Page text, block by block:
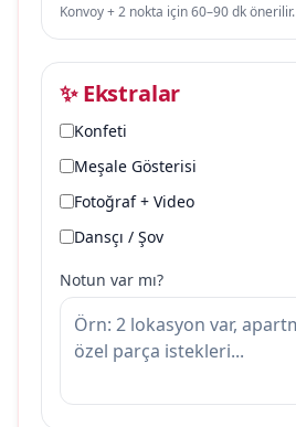
Konvoy + 2 nokta için 60–90 dk önerilir.
✨ Ekstralar
Konfeti
Meşale Gösterisi
Fotoğraf + Video
Dansçı / Şov
Notun var mı?